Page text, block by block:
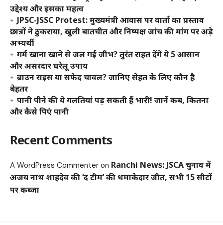
उद्देश्य और इसका महत्व
JPSC-JSSC Protest: मुख्यमंत्री आवास पर वार्ता का प्रस्ताव
छात्रों ने ठुकराया, खुली बातचीत और निष्पक्ष जांच की मांग पर अड़े
अभ्यर्थी
गर्म खाना खाने से जल गई जीभ? तुरंत राहत देंगे ये 5 आसान
और असरदार घरेलू उपाय
ब्राउन राइस या सफेद चावल? जानिए सेहत के लिए कौन है
बेहतर
पानी पीने की ये गलतियां पड़ सकती हैं भारी! जानें कब, कितना
और कैसे पिएं पानी
Recent Comments
A WordPress Commenter on Ranchi News: JSCA चुनाव में
अजय नाथ शाहदेव की ‘द टीम’ की धमाकेदार जीत, सभी 15 सीटों
पर कब्जा